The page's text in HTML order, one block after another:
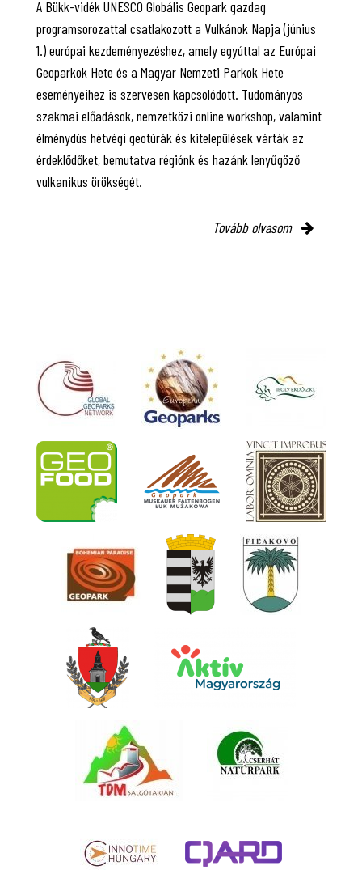
A Bükk-vidék UNESCO Globális Geopark gazdag
programsorozattal csatlakozott a Vulkánok Napja (június
1.) európai kezdeményezéshez, amely egyúttal az Európai
Geoparkok Hete és a Magyar Nemzeti Parkok Hete
eseményeihez is szervesen kapcsolódott. Tudományos
szakmai előadások, nemzetközi online workshop, valamint
élménydús hétvégi geotúrák és kitelepülések várták az
érdeklődőket, bemutatva régiónk és hazánk lenyűgöző
vulkanikus örökségét.
Tovább olvasom